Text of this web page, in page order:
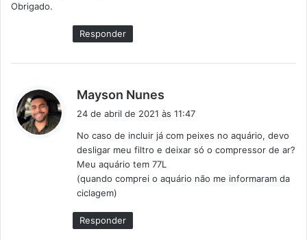
Obrigado.
Responder
Mayson Nunes
s
e
:
24 de abril de 2021 às 11:47
No caso de incluir já com peixes no aquário, devo
desligar meu filtro e deixar só o compressor de ar?
Meu aquário tem 77L
(quando comprei o aquário não me informaram da
ciclagem)
Responder